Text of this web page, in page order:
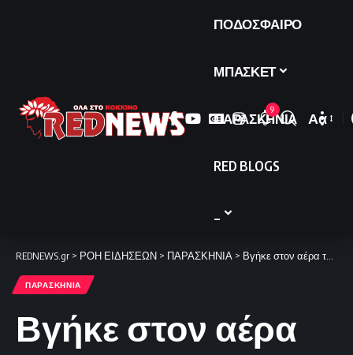
ΠΟΔΟΣΦΑΙΡΟ
ΜΠΑΣΚΕΤ
ΠΑΡΑΣΚΗΝΙΑ
RED BLOGS
9
Font
Αα
REDNEWS.gr > ΡΟΗ ΕΙΔΗΣΕΩΝ > ΠΑΡΑΣΚΗΝΙΑ > Βγήκε στον αέρα το One TV. Δείτε εδώ live
ΠΑΡΑΣΚΗΝΙΑ
Βγήκε στον αέρα